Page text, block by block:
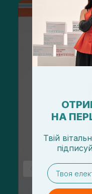
НА
Твій
email